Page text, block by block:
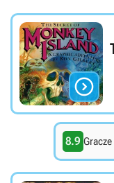

8.9 Gracze